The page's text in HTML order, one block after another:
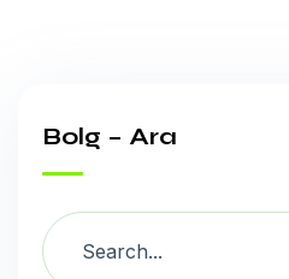
Bolg – Ara